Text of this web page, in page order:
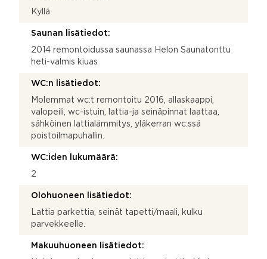
Kyllä
Saunan lisätiedot:
2014 remontoidussa saunassa Helon Saunatonttu
heti-valmis kiuas
WC:n lisätiedot:
Molemmat wc:t remontoitu 2016, allaskaappi,
valopeili, wc-istuin, lattia-ja seinäpinnat laattaa,
sähköinen lattialämmitys, yläkerran wc:ssä
poistoilmapuhallin.
WC:iden lukumäärä:
2
Olohuoneen lisätiedot:
Lattia parkettia, seinät tapetti/maali, kulku
parvekkeelle.
Makuuhuoneen lisätiedot: